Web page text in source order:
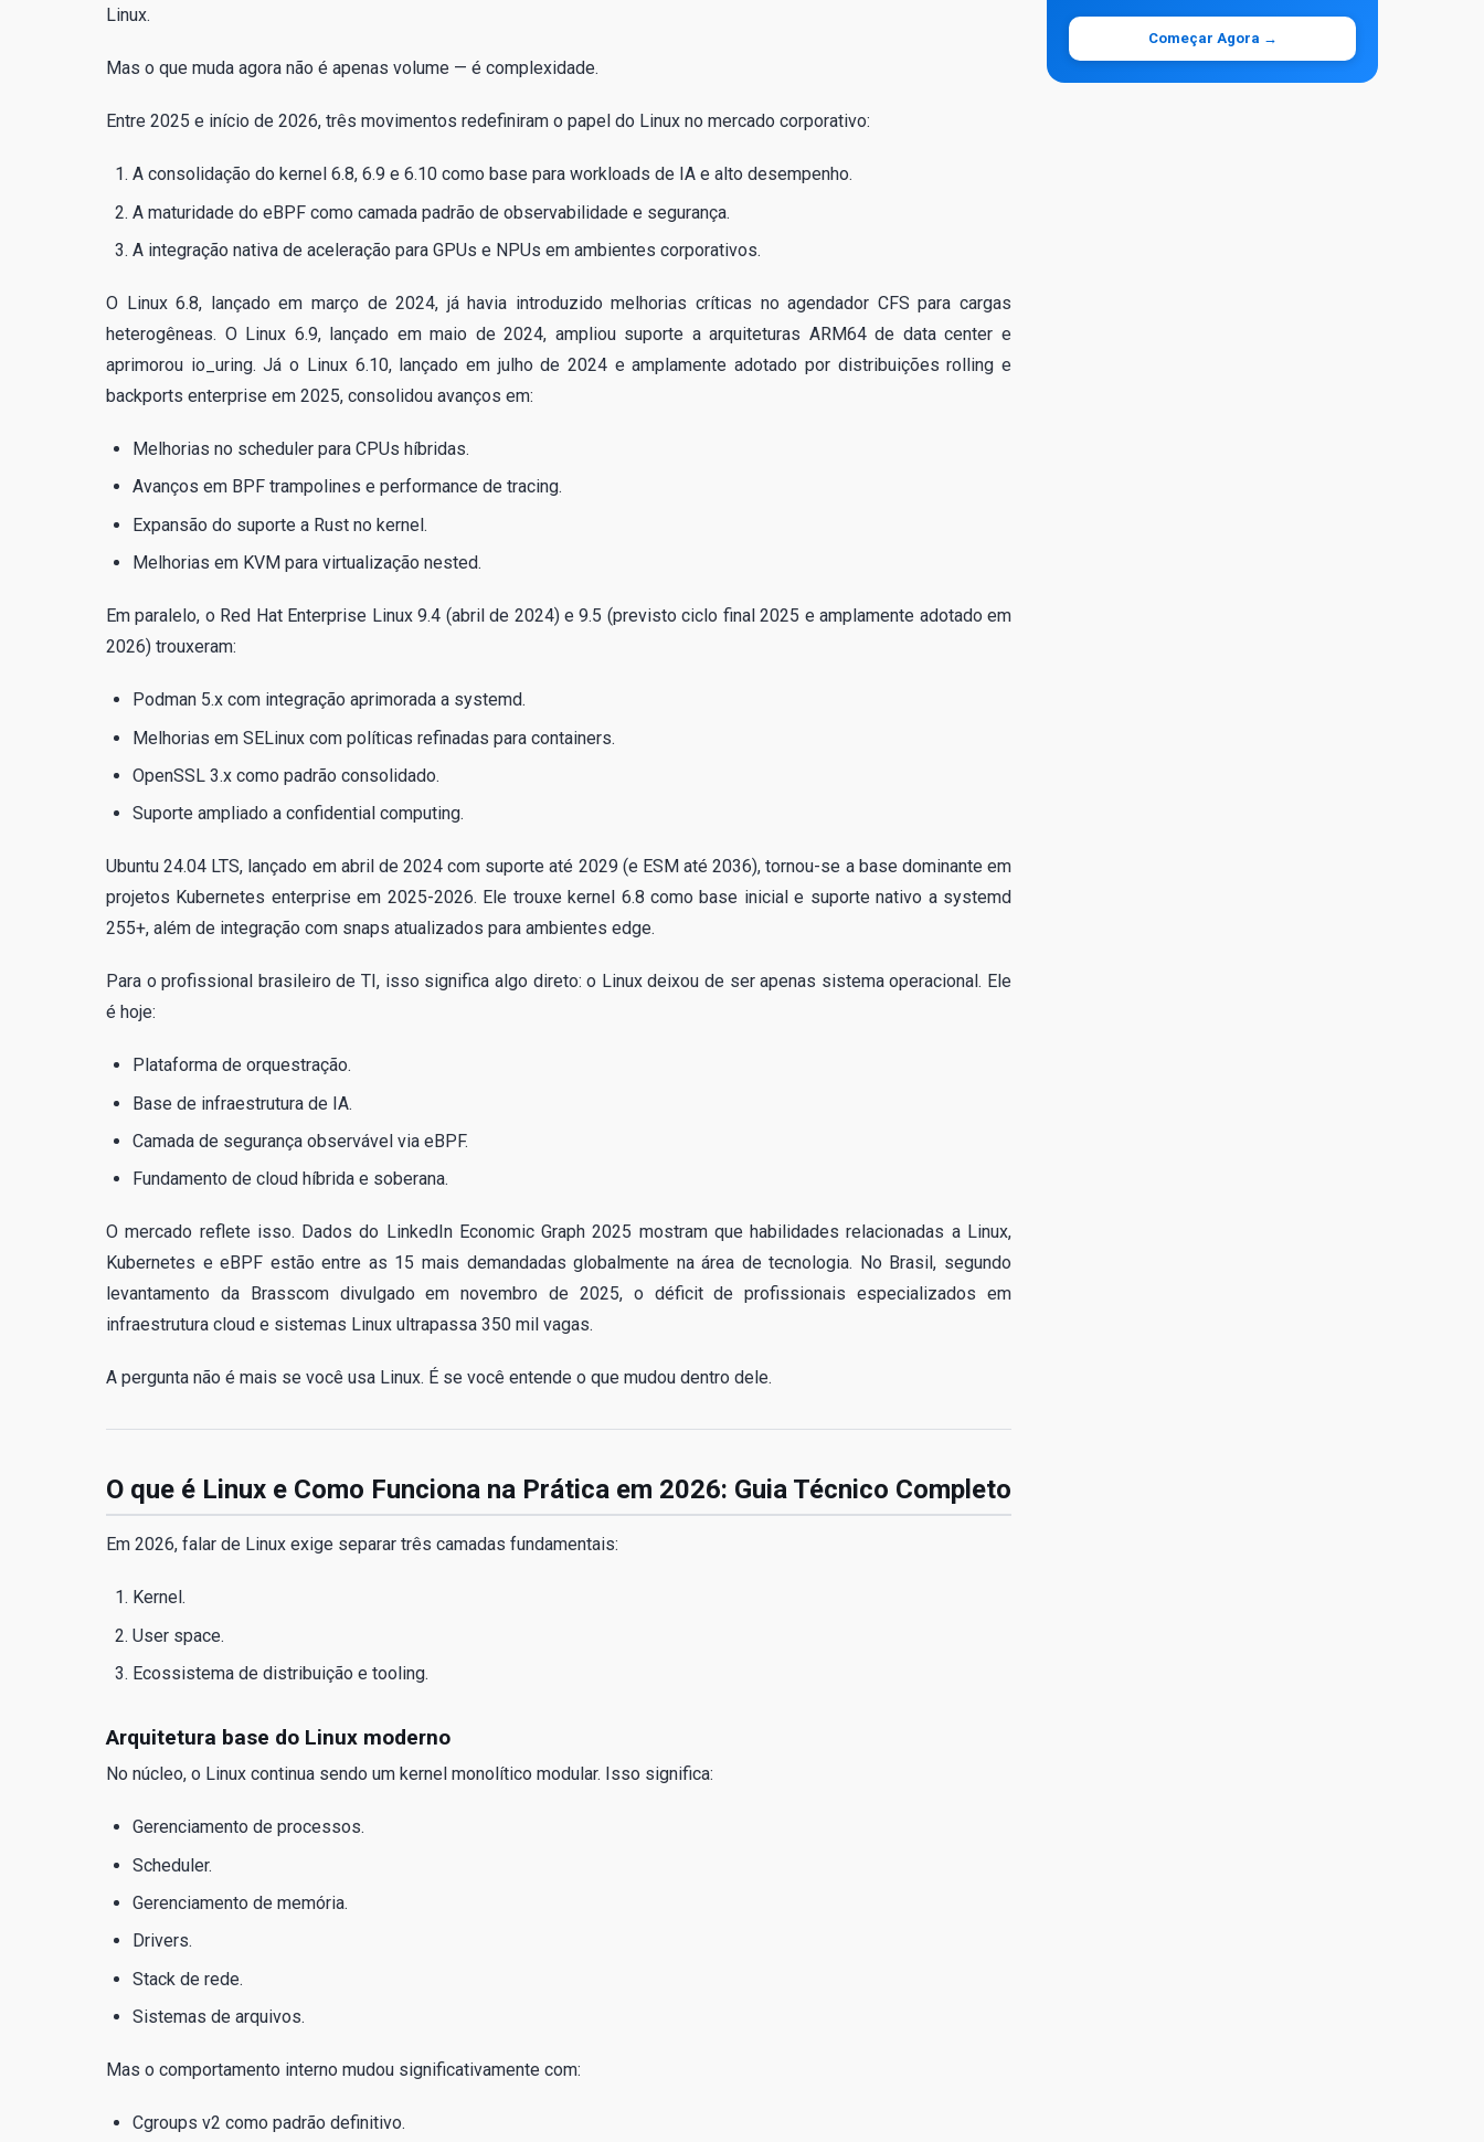
Linux.
Mas o que muda agora não é apenas volume — é complexidade.
Entre 2025 e início de 2026, três movimentos redefiniram o papel do Linux no mercado corporativo:
A consolidação do kernel 6.8, 6.9 e 6.10 como base para workloads de IA e alto desempenho.
A maturidade do eBPF como camada padrão de observabilidade e segurança.
A integração nativa de aceleração para GPUs e NPUs em ambientes corporativos.
O Linux 6.8, lançado em março de 2024, já havia introduzido melhorias críticas no agendador CFS para cargas
heterogêneas. O Linux 6.9, lançado em maio de 2024, ampliou suporte a arquiteturas ARM64 de data center e
aprimorou io_uring. Já o Linux 6.10, lançado em julho de 2024 e amplamente adotado por distribuições rolling e
backports enterprise em 2025, consolidou avanços em:
Melhorias no scheduler para CPUs híbridas.
Avanços em BPF trampolines e performance de tracing.
Expansão do suporte a Rust no kernel.
Melhorias em KVM para virtualização nested.
Em paralelo, o Red Hat Enterprise Linux 9.4 (abril de 2024) e 9.5 (previsto ciclo final 2025 e amplamente adotado em
2026) trouxeram:
Podman 5.x com integração aprimorada a systemd.
Melhorias em SELinux com políticas refinadas para containers.
OpenSSL 3.x como padrão consolidado.
Suporte ampliado a confidential computing.
Ubuntu 24.04 LTS, lançado em abril de 2024 com suporte até 2029 (e ESM até 2036), tornou-se a base dominante em
projetos Kubernetes enterprise em 2025-2026. Ele trouxe kernel 6.8 como base inicial e suporte nativo a systemd
255+, além de integração com snaps atualizados para ambientes edge.
Para o profissional brasileiro de TI, isso significa algo direto: o Linux deixou de ser apenas sistema operacional. Ele
é hoje:
Plataforma de orquestração.
Base de infraestrutura de IA.
Camada de segurança observável via eBPF.
Fundamento de cloud híbrida e soberana.
O mercado reflete isso. Dados do LinkedIn Economic Graph 2025 mostram que habilidades relacionadas a Linux,
Kubernetes e eBPF estão entre as 15 mais demandadas globalmente na área de tecnologia. No Brasil, segundo
levantamento da Brasscom divulgado em novembro de 2025, o déficit de profissionais especializados em
infraestrutura cloud e sistemas Linux ultrapassa 350 mil vagas.
A pergunta não é mais se você usa Linux. É se você entende o que mudou dentro dele.
O que é Linux e Como Funciona na Prática em 2026: Guia Técnico Completo
Em 2026, falar de Linux exige separar três camadas fundamentais:
Kernel.
User space.
Ecossistema de distribuição e tooling.
Arquitetura base do Linux moderno
No núcleo, o Linux continua sendo um kernel monolítico modular. Isso significa:
Gerenciamento de processos.
Scheduler.
Gerenciamento de memória.
Drivers.
Stack de rede.
Sistemas de arquivos.
Mas o comportamento interno mudou significativamente com:
Cgroups v2 como padrão definitivo.
Começar Agora →